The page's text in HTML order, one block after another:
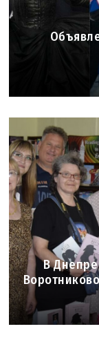
В